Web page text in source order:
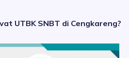
UTBK SNBT di Cengkareng?